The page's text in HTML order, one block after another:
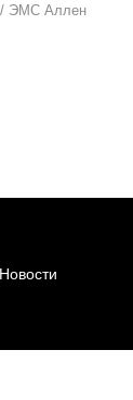
/ ЭМС Аллен
Новости